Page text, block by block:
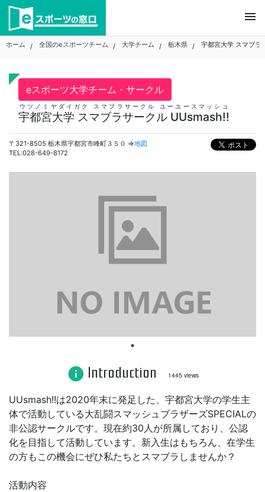
Skip
content
menu
ホーム 全国のeスポーツチーム 大学チーム 栃木県 宇都宮大学 スマブラ
eスポーツ大学チーム・サークル
宇都宮大学 スマブラサークル UUsmash!!
ウツノミヤダイガク スマブラサークル ユーユースマッシュ
〒321-8505 栃木県宇都宮市峰町３５０ ⇒地図
TEL:028-649-8172
info Introduction 1445 views
UUsmash!!は2020年末に発足した、宇都宮大学の学生主
体で活動している大乱闘スマッシュブラザーズSPECIALの
非公認サークルです。現在約30人が所属しており、公認
化を目指して活動しています。新入生はもちろん、在学生
の方もこの機会にぜひ私たちとスマブラしませんか？
活動内容